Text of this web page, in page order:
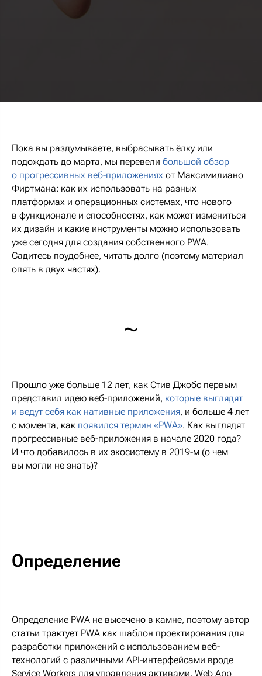
Пока вы раздумываете, выбрасывать ёлку или
подождать до марта, мы перевели большой обзор
о прогрессивных веб-приложениях от Максимилиано
Фиртмана: как их использовать на разных
платформах и операционных системах, что нового
в функционале и способностях, как может измениться
их дизайн и какие инструменты можно использовать
уже сегодня для создания собственного PWA.
Садитесь поудобнее, читать долго (поэтому материал
опять в двух частях).
~
Прошло уже больше 12 лет, как Стив Джобс первым
представил идею веб-приложений, которые выглядят
и ведут себя как нативные приложения, и больше 4 лет
с момента, как появился термин «PWA». Как выглядят
прогрессивные веб-приложения в начале 2020 года?
И что добавилось в их экосистему в 2019-м (о чем
вы могли не знать)?
Определение
Определение PWA не высечено в камне, поэтому автор
статьи трактует PWA как шаблон проектирования для
разработки приложений с использованием веб-
технологий с различными API-интерфейсами вроде
Service Workers для управления активами, Web App